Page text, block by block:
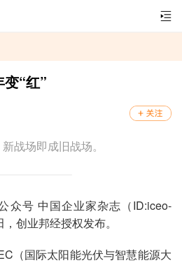
“红”
战场即成旧战场。
众号 中国企业家杂志（ID:iceo-
创业邦经授权发布。
（国际太阳能光伏与智慧能源大